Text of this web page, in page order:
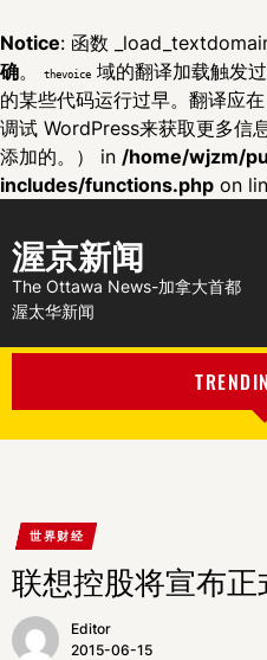
Notice: 函数
确。 thevoice 域的翻译加载触发
的某些代码运行过早。翻译应在
调试 WordPress来获取更多信
添加的。） in /home/wjzm/
includes/functions.php on
渥京新闻
The Ottawa News-加拿大首都
渥太华新闻
世界财经
联想控股将宣布
Editor
2015-06-15